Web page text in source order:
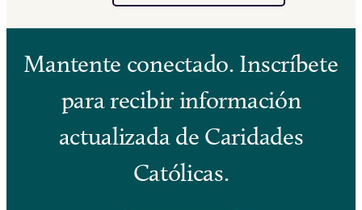
Mantente conectado. Inscríbete
para recibir información
actualizada de Caridades
Católicas.